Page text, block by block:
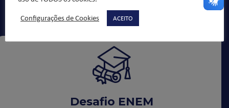
Desafio ENEM
Configurações de Cookies
ACEITO